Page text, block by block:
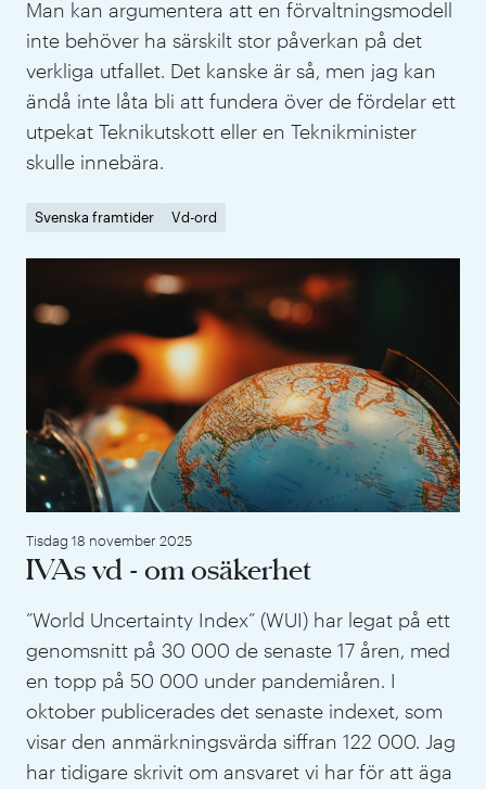
Man kan argumentera att en förvaltningsmodell
inte behöver ha särskilt stor påverkan på det
verkliga utfallet. Det kanske är så, men jag kan
ändå inte låta bli att fundera över de fördelar ett
utpekat Teknikutskott eller en Teknikminister
skulle innebära.
Svenska framtider Vd-ord
Tisdag 18 november 2025
IVAs vd - om osäkerhet
”World Uncertainty Index” (WUI) har legat på ett
genomsnitt på 30 000 de senaste 17 åren, med
en topp på 50 000 under pandemiåren. I
oktober publicerades det senaste indexet, som
visar den anmärkningsvärda siffran 122 000. Jag
har tidigare skrivit om ansvaret vi har för att äga